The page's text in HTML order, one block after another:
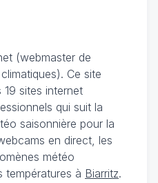
(webmaster de
Ce site
sites internet
qui suit la
saisonnière pour la
en direct, les
météo
températures à Biarritz.